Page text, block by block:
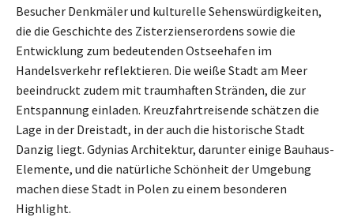
Besucher Denkmäler und kulturelle Sehenswürdigkeiten,
die die Geschichte des Zisterzienserordens sowie die
Entwicklung zum bedeutenden Ostseehafen im
Handelsverkehr reflektieren. Die weiße Stadt am Meer
beeindruckt zudem mit traumhaften Stränden, die zur
Entspannung einladen. Kreuzfahrtreisende schätzen die
Lage in der Dreistadt, in der auch die historische Stadt
Danzig liegt. Gdynias Architektur, darunter einige Bauhaus-
Elemente, und die natürliche Schönheit der Umgebung
machen diese Stadt in Polen zu einem besonderen
Highlight.